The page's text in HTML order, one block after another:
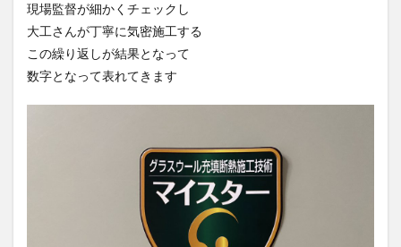
現場監督が細かくチェックし
大工さんが丁寧に気密施工する
この繰り返しが結果となって
数字となって表れてきます